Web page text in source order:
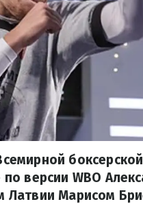
версии WBO
Латвии Марисом